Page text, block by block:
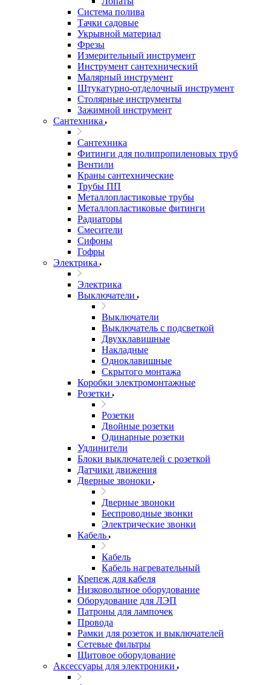
Система полива
Тачки садовые
Укрывной материал
Фрезы
Измерительный инструмент
Инструмент сантехнический
Малярный инструмент
Штукатурно-отделочный инструмент
Cтолярные инструменты
Зажимной инструмент
Сантехника
Сантехника
Фитинги для полипропиленовых труб
Вентили
Краны сантехнические
Трубы ПП
Металлопластиковые трубы
Металлопластиковые фитинги
Радиаторы
Смесители
Сифоны
Гофры
Электрика
Электрика
Выключатели
Выключатели
Выключатель с подсветкой
Двухклавишные
Накладные
Одноклавишные
Скрытого монтажа
Коробки электромонтажные
Розетки
Розетки
Двойные розетки
Одинарные розетки
Удлинители
Блоки выключателей с розеткой
Датчики движения
Дверные звоноки
Дверные звоноки
Беспроводные звонки
Электрические звонки
Кабель
Кабель
Кабель нагревательный
Крепеж для кабеля
Низковольтное оборудование
Оборудование для ЛЭП
Патроны для лампочек
Провода
Рамки для розеток и выключателей
Сетевые фильтры
Щитовое оборудование
Аксессуары для электроники